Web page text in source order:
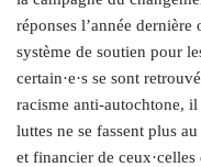
réponses l’année
système de soutien pour
certain·e·s se sont
racisme anti-autochtone,
luttes ne se fassent plus
et financier de